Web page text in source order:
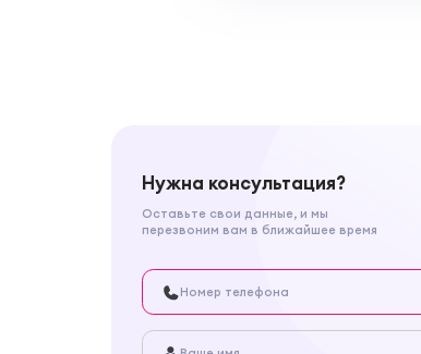
Нужна консультация?
Оставьте свои данные, и мы
перезвоним вам в ближайшее время